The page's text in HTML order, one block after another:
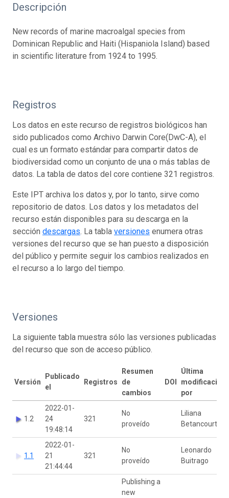
Descripción
New records of marine macroalgal species from
Dominican Republic and Haiti (Hispaniola Island) based
in scientific literature from 1924 to 1995.
Registros
Los datos en este recurso de registros biológicos han
sido publicados como Archivo Darwin Core(DwC-A), el
cual es un formato estándar para compartir datos de
biodiversidad como un conjunto de una o más tablas de
datos. La tabla de datos del core contiene 321 registros.
Este IPT archiva los datos y, por lo tanto, sirve como
repositorio de datos. Los datos y los metadatos del
recurso están disponibles para su descarga en la
sección descargas. La tabla versiones enumera otras
versiones del recurso que se han puesto a disposición
del público y permite seguir los cambios realizados en
el recurso a lo largo del tiempo.
Versiones
La siguiente tabla muestra sólo las versiones publicadas
del recurso que son de acceso público.
Versión
Publicado
el
Registros
Resumen
de
cambios
DOI
Última
modificación
por
1.2
2022-01-
24
19:48:14
321
No
proveído
Liliana
Betancourt
1.1
2022-01-
21
21:44:44
321
No
proveído
Leonardo
Buitrago
Publishing a
new